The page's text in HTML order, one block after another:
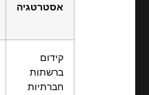
אסטרטגיה
קידום
ברשתות
חברתיות